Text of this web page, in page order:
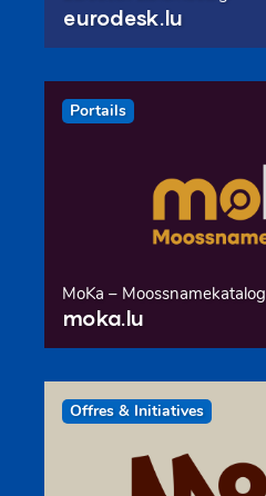
eurodesk.lu
Portails
MoKa – Moossnamekatalog
moka.lu
Offres & Initiatives